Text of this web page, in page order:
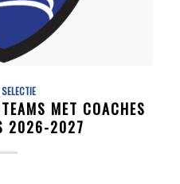
SELECTIE
MET COACHES
2026-2027